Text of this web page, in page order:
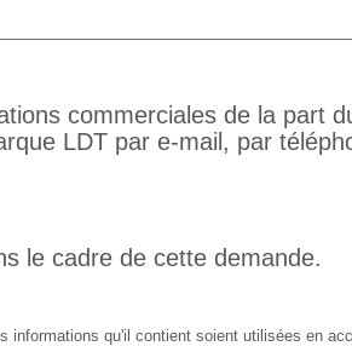
commerciales de la part
LDT par e-mail, par
le cadre de cette demande.
informations qu'il contient soient utilisées en